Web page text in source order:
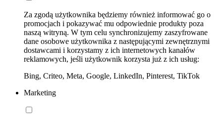
Za zgodą użytkownika będziemy również informować go o
promocjach i pokazywać mu odpowiednie produkty poza
naszą witryną. W tym celu synchronizujemy zaszyfrowane
dane osobowe użytkownika z następującymi zewnętrznymi
dostawcami i korzystamy z ich internetowych kanałów
reklamowych, jeśli użytkownik korzysta już z ich usług:
Bing, Criteo, Meta, Google, LinkedIn, Pinterest, TikTok
Marketing